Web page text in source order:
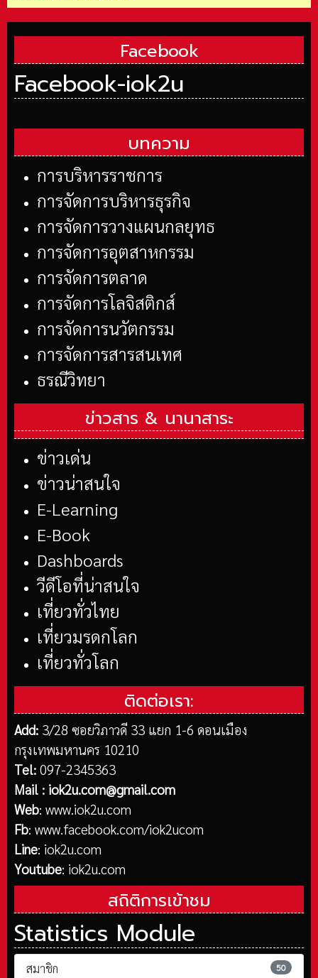
Facebook
Facebook-iok2u
บทความ
การบริหารราชการ
การจัดการบริหารธุรกิจ
การจัดการวางแผนกลยุทธ
การจัดการอุตสาหกรรม
การจัดการตลาด
การจัดการโลจิสติกส์
การจัดการนวัตกรรม
การจัดการสารสนเทศ
ธรณีวิทยา
ข่าวสาร & นานาสาระ
ข่าวเด่น
ข่าวน่าสนใจ
E-Learning
E-Book
Dashboards
วีดีโอที่น่าสนใจ
เที่ยวทั่วไทย
เที่ยวมรดกโลก
เที่ยวทั่วโลก
ติดต่อเรา:
Add: 3/28 ซอยวิภาวดี 33 แยก 1-6 ดอนเมือง
กรุงเทพมหานคร 10210
Tel: 097-2345363
Mail : iok2u.com@gmail.com
Web: www.iok2u.com
Fb: www.facebook.com/iok2ucom
Line: iok2u.com
Youtube: iok2u.com
สถิติการเข้าชม
Statistics Module
สมาชิก 50